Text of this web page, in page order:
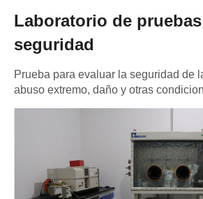
Laboratorio de
seguridad
Prueba para evaluar la seguridad de
abuso extremo, daño y otras